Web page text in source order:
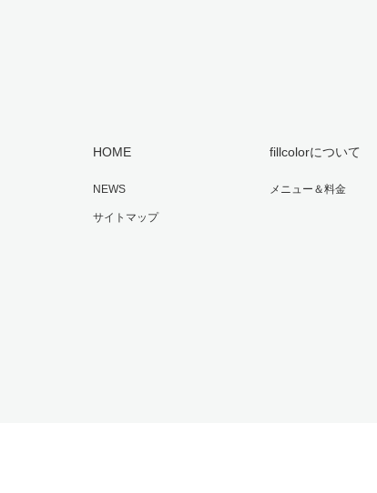
HOME
NEWS
サイトマップ
fillcolorについて
メニュー＆料金